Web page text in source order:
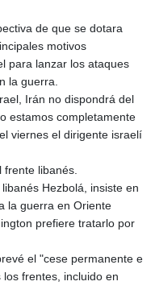
de que se dotara
motivos
para lanzar los ataques
la guerra.
Irán no dispondrá del
estamos completamente
viernes el dirigente israelí
libanés.
Hezbolá, insiste en
la guerra en Oriente
prefiere tratarlo por
el "cese permanente e
frentes, incluido en